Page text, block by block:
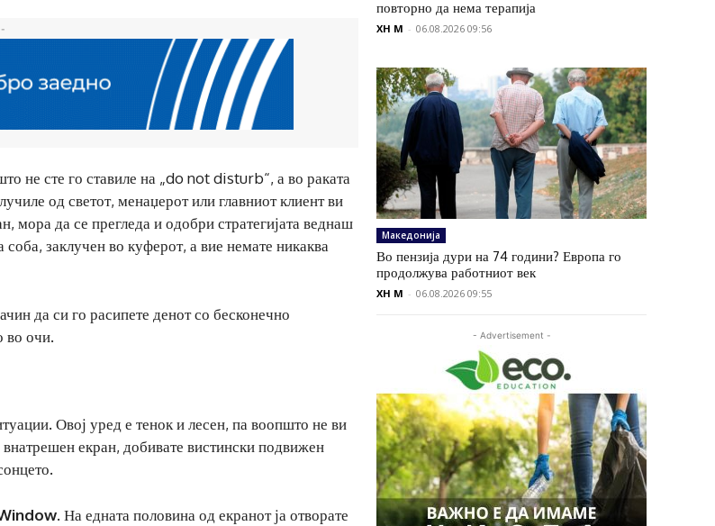
не сте го ставиле на „do not disturb“, а во раката
од светот, менаџерот или главниот клиент ви
мора да се прегледа и одобри стратегијата веднаш
заклучен во куферот, а вие немате никаква
да си го расипете денот со бесконечно
во очи.
Овој уред е тенок и лесен, па воопшто не ви
екран, добивате вистински подвижен
. На едната половина од екранот ја отворате
повторно да нема терапија
XH M - 06.08.2026 09:56
Македонија
Во пензија дури на 74 години? Европа го
продолжува работниот век
XH M - 06.08.2026 09:55
- Advertisement -